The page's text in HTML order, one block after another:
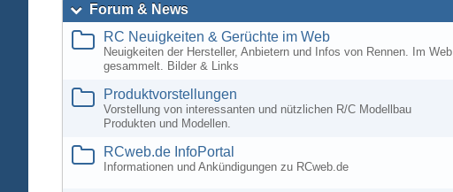
Forum & News
RC Neuigkeiten & Gerüchte im Web
Neuigkeiten der Hersteller, Anbietern und Infos von Rennen. Im Web
gesammelt. Bilder & Links
Produktvorstellungen
Vorstellung von interessanten und nützlichen R/C Modellbau
Produkten und Modellen.
RCweb.de InfoPortal
Informationen und Ankündigungen zu RCweb.de